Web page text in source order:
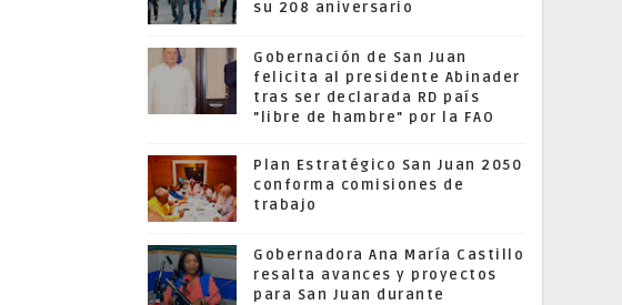
su 208 aniversario
Gobernación de San Juan
felicita al presidente Abinader
tras ser declarada RD país
"libre de hambre" por la FAO
Plan Estratégico San Juan 2050
conforma comisiones de
trabajo
Gobernadora Ana María Castillo
resalta avances y proyectos
para San Juan durante